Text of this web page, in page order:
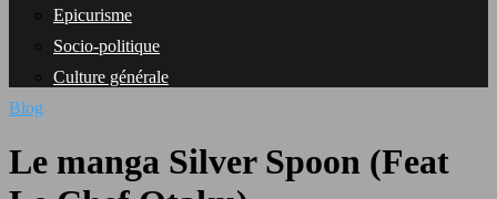
Epicurisme
Socio-politique
Culture générale
Blog
Le manga Silver Spoon (Feat